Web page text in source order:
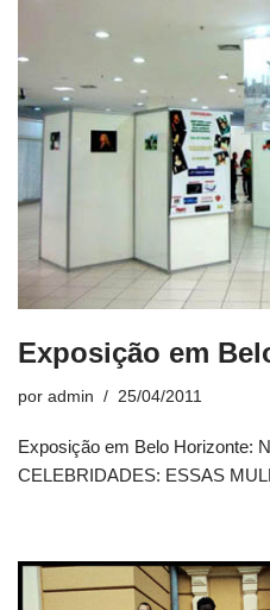
Exposição em
por admin 25/04/2011
Exposição em Belo Horizonte:
CELEBRIDADES: ESSAS